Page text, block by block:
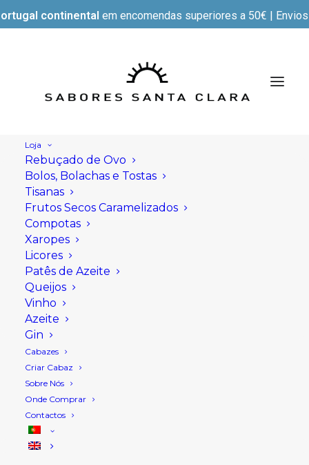
continental em encomendas superiores a 50€ |
Loja
Rebuçado de Ovo
Bolos, Bolachas e Tostas
Tisanas
Frutos Secos Caramelizados
Compotas
Xaropes
Licores
Patês de Azeite
Queijos
Vinho
Azeite
Gin
Cabazes
Criar Cabaz
Sobre Nós
Onde Comprar
Contactos